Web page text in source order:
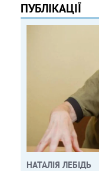
ПУБЛІКАЦІЇ
НАТАЛІЯ ЛЕБІДЬ